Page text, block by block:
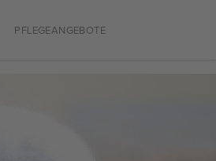
PFLEGEANGEBOTE